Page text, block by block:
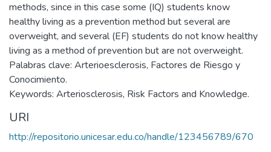
methods, since in this case some (IQ) students know
healthy living as a prevention method but several are
overweight, and several (EF) students do not know healthy
living as a method of prevention but are not overweight.
Palabras clave: Arterioesclerosis, Factores de Riesgo y
Conocimiento.
Keywords: Arteriosclerosis, Risk Factors and Knowledge.
URI
http://repositorio.unicesar.edu.co/handle/123456789/670